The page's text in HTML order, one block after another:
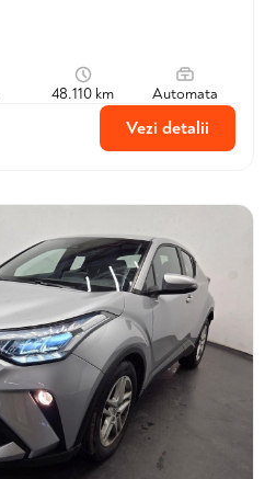
48.110 km Automata
Vezi detalii